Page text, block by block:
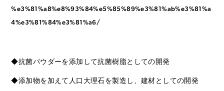
%e3%81%a8%e8%93%84%e5%85%89%e3%81%ab%e3%81%a
4%e3%81%84%e3%81%a6/
◆抗菌パウダーを添加して抗菌樹脂としての開発
◆添加物を加えて人口大理石を製造し、建材としての開発